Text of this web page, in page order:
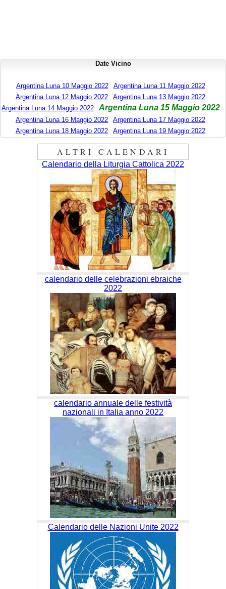
Date Vicino
Argentina Luna 10 Maggio 2022
Argentina Luna 11 Maggio 2022
Argentina Luna 12 Maggio 2022
Argentina Luna 13 Maggio 2022
Argentina Luna 14 Maggio 2022
Argentina Luna 15 Maggio 2022
Argentina Luna 16 Maggio 2022
Argentina Luna 17 Maggio 2022
Argentina Luna 18 Maggio 2022
Argentina Luna 19 Maggio 2022
ALTRI CALENDARI
Calendario della Liturgia Cattolica 2022
calendario delle celebrazioni ebraiche
2022
calendario annuale delle festività
nazionali in Italia anno 2022
Calendario delle Nazioni Unite 2022